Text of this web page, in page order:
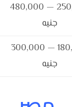
250,000 — 480,000
جنيه
180,000 — 300,000
جنيه